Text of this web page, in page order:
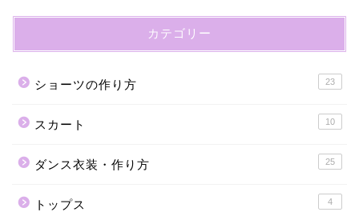
カテゴリー
ショーツの作り方 23
スカート 10
ダンス衣装・作り方 25
トップス 4